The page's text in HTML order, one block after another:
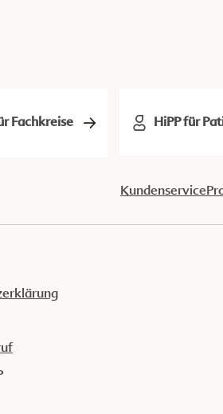
Fachkreise HiPP für
Kundenservice